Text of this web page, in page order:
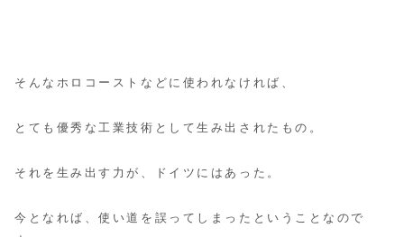
そんなホロコーストなどに使われなければ、
とても優秀な工業技術として生み出されたもの。
それを生み出す力が、ドイツにはあった。
今となれば、使い道を誤ってしまったということなので